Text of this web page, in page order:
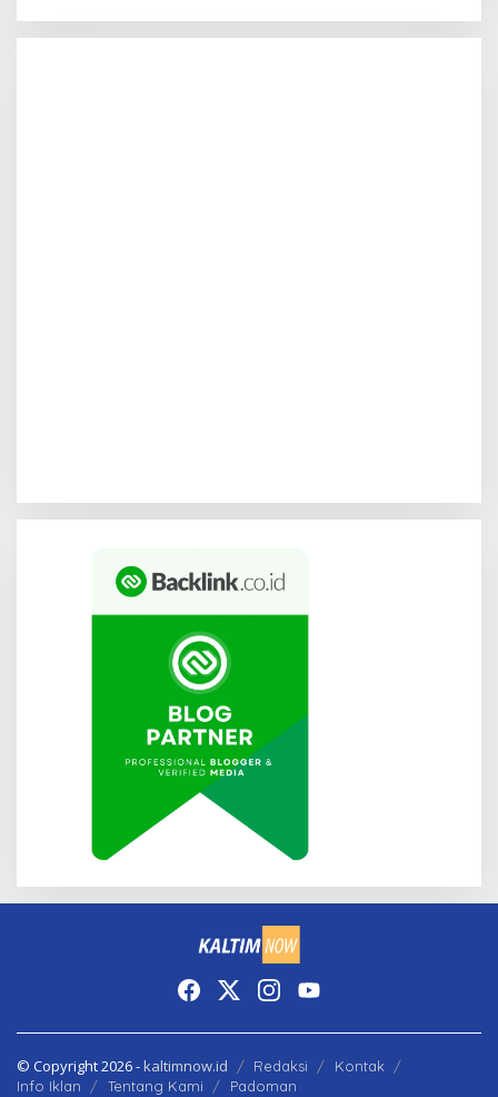
© Copyright 2026 -kaltimnow.id Redaksi
Kontak
Info Iklan
Tentang Kami Padoman